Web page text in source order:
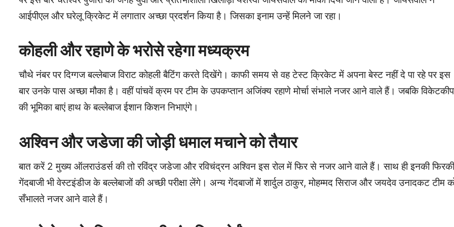
आईपीएल और घरेलू क्रिकेट में लगातार अच्छा प्रदर्शन किया है। जिसका इनाम उन्हें मिलने जा रहा।
कोहली और रहाणे के भरोसे रहेगा मध्यक्रम
चौथे नंबर पर दिग्गज बल्लेबाज विराट कोहली बैटिंग करते दिखेंगे। काफी समय से वह टेस्ट क्रिकेट में अपना बेस्ट नहीं दे पा रहे पर इस
बार उनके पास अच्छा मौका है। वहीं पांचवें क्रम पर टीम के उपकप्तान अजिंक्य रहाणे मोर्चा संभाले नजर आने वाले हैं। जबकि
की भूमिका बाएं हाथ के बल्लेबाज ईशान किशन निभाएंगे।
अश्विन और जडेजा की जोड़ी धमाल मचाने को तैयार
बात करें 2 मुख्य ऑलराउंडर्स की तो रविंद्र जडेजा और रविचंद्रन अश्विन इस रोल में फिर से नजर आने वाले हैं। साथ ही इनकी फिरकी
गेंदबाजी भी वेस्टइंडीज के बल्लेबाजों की अच्छी परीक्षा लेंगे। अन्य गेंदबाजों में शार्दुल ठाकुर, मोहम्मद सिराज और जयदेव उनादकट टीम
सँभालते नजर आने वाले हैं।